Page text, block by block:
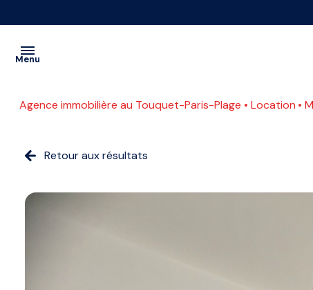
Menu
NEUFS
LOCATIONS
A
SAISONNIÈRE
Agence immobilière au Touquet-Paris-Plage Location
Retour aux résultats